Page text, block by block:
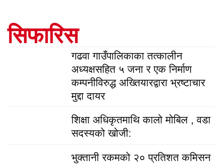
सिफारिस
गढवा गाउँपालिकाका तत्कालीन
अध्यक्षसहित ५ जना र एक निर्माण
कम्पनीविरुद्ध अख्तियारद्वारा भ्रष्टाचार
मुद्दा दायर
शिक्षा अधिकृतमाथि कालो मोबिल , वडा
सदस्यको खोजी:
भुक्तानी रकमको २० प्रतिशत कमिसन